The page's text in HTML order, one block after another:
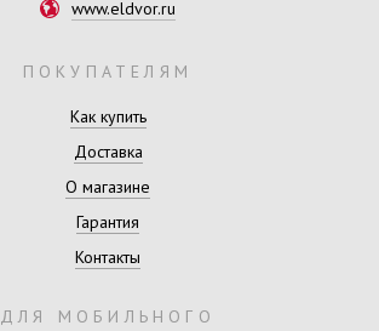
www.eldvor.ru
ПОКУПАТЕЛЯМ
Как купить
Доставка
О магазине
Гарантия
Контакты
ДЛЯ МОБИЛЬНОГО